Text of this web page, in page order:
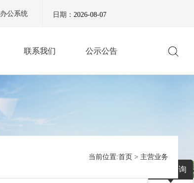
办公系统 日期： 2026-08-07
联系我们 公示公告
当前位置:首页 > 主营业务
在线咨询